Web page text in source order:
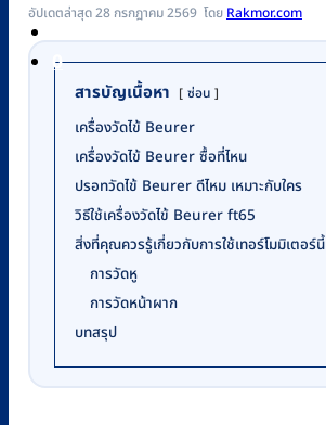
0
อัปเดตล่าสุด 28 กรกฎาคม 2569 Rakmor.com
สารบัญเนื้อหา ซ่อน
เครื่องวัดไข้ Beurer
เครื่องวัดไข้ Beurer ซื้อที่ไหน
ปรอทวัดไข้ Beurer ดีไหม เหมาะกับใคร
วิธีใช้เครื่องวัดไข้ Beurer ft65
สิ่งที่คุณควรรู้เกี่ยวกับการใช้เทอร์โมมิเตอร์นี้
การวัดหู
การวัดหน้าผาก
บทสรุป